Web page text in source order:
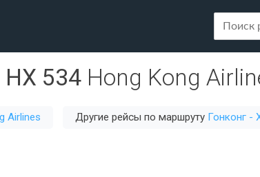
HX 534 Hong Kong
Airlines Другие рейсы по маршруту Гонконг -